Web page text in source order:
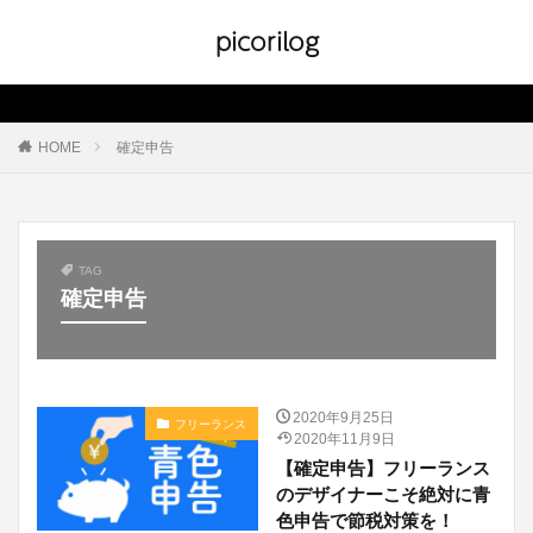
picorilog
HOME 確定申告
TAG
確定申告
フリーランス
2020年9月25日
2020年11月9日
【確定申告】フリーランス
のデザイナーこそ絶対に青
色申告で節税対策を！